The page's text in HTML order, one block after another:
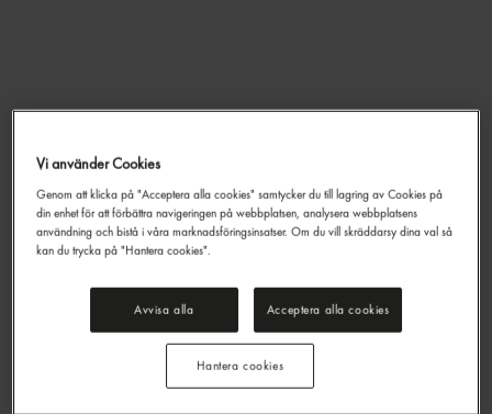
Fazer2,2kg
EAN: 6416453438316
Generell produktinfo
Vi använder Cookies
Genom att klicka på "Acceptera alla cookies" samtycker du till lagring av Cookies på
din enhet för att förbättra navigeringen på webbplatsen, analysera webbplatsens
användning och bistå i våra marknadsföringsinsatser. Om du vill skräddarsy dina val så
kan du trycka på "Hantera cookies".
Avvisa alla Acceptera alla cookies
Hantera cookies